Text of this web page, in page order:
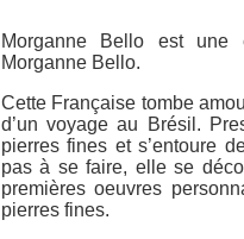
Morganne Bello est une
Morganne Bello.
Cette Française tombe
d’un voyage au Brésil.
pierres fines et s’entoure
pas à se faire, elle se
premières oeuvres
pierres fines.